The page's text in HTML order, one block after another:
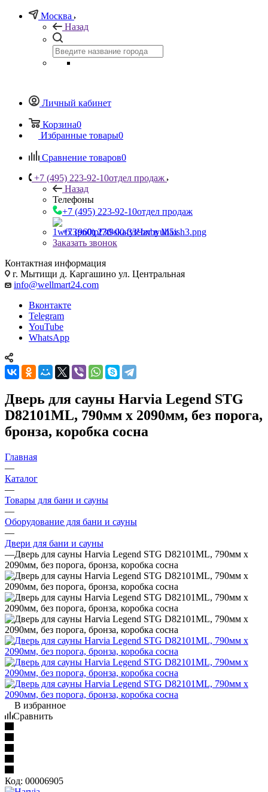
Москва
Назад
Личный кабинет
Корзина0
Избранные товары0
Сравнение товаров0
+7 (495) 223-92-10отдел продаж
Назад
Телефоны
+7 (495) 223-92-10отдел продаж
+7 (960) 230-00-33Чат в Max
Заказать звонок
Контактная информация
г. Мытищи д. Каргашино ул. Центральная
info@wellmart24.com
Вконтакте
Telegram
YouTube
WhatsApp
Дверь для сауны Harvia Legend STG
D82101ML, 790мм х 2090мм, без порога,
бронза, коробка сосна
Главная
—
Каталог
—
Товары для бани и сауны
—
Оборудование для бани и сауны
—
Двери для бани и сауны
—Дверь для сауны Harvia Legend STG D82101ML, 790мм х
2090мм, без порога, бронза, коробка сосна
В избранное
Сравнить
Код: 00006905